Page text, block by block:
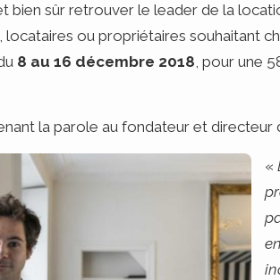
bien sûr retrouver le leader de la
ou propriétaires souhaitant
8 au 16 décembre 2018, pour une
la parole au fondateur et directeur
«